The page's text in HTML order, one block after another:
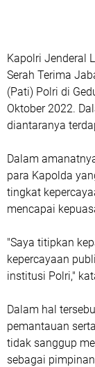
Kapolri Jenderal
Serah Terima
(Pati) Polri di
Oktober 2022.
diantaranya
Dalam
para Kapolda
tingkat
mencapai
"Saya titipkan
kepercayaan
institusi Polri,"
Dalam hal
pemantauan
tidak sanggup
sebagai